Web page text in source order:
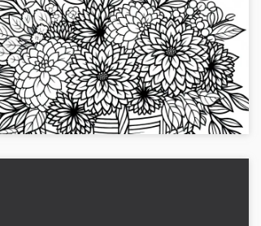
Kesilmiş dahlia'lar dolu sepet -
Ücretsiz sonbahar çiçekleri boyama
şablonu
Zamanını bu ücretsiz dahliyeler boyama
şablonu ile güzelleştir. Resmi şimdi indir!...